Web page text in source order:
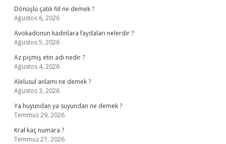
Dönüşlü çatılı fiil ne demek ?
Ağustos 6, 2026
Avokadonun kadınlara faydaları nelerdir ?
Ağustos 5, 2026
Az pişmiş etin adı nedir ?
Ağustos 4, 2026
Alelusul anlamı ne demek ?
Ağustos 3, 2026
Ya huyundan ya suyundan ne demek ?
Temmuz 29, 2026
Kral kaç numara ?
Temmuz 27, 2026